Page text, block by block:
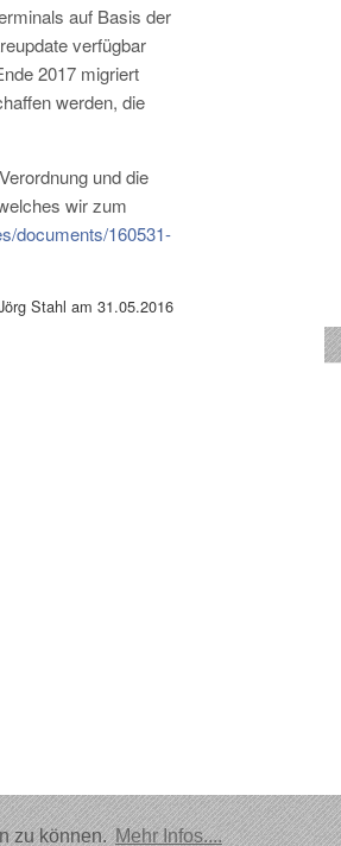
zu können.Mehr Infos....
auf Basis der
verfügbar
2017 migriert
werden, die
und die
wir zum
documents/160531-
Stahl am 31.05.2016